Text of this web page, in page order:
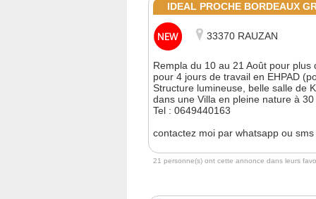
IDEAL PROCHE BORDEAUX
33370 RAUZAN
Rempla du 10 au 21 Août pour
pour 4 jours de travail en EHPAD
Structure lumineuse, belle salle de
dans une Villa en pleine nature à
Tel : 0649440163
contactez moi par whatsapp ou
21 personne(s) ont cette annonce dans leurs